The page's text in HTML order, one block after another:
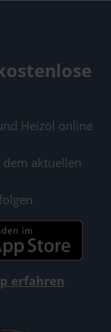
Heizöl online
aktuellen
erfahren